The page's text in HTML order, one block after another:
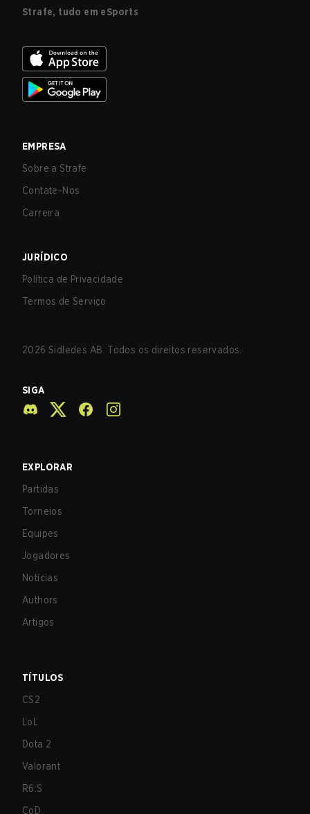
Strafe, tudo em eSports
EMPRESA
Sobre a Strafe
Contate-Nos
Carreira
JURÍDICO
Política de Privacidade
Termos de Serviço
2026 Sidledes AB. Todos os direitos reservados.
SIGA
EXPLORAR
Partidas
Torneios
Equipes
Jogadores
Notícias
Authors
Artigos
TÍTULOS
CS2
LoL
Dota 2
Valorant
R6:S
CoD